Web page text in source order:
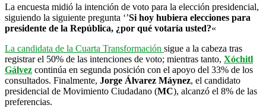
La encuesta midió la intención de voto para la elección presidencial,
siguiendo la siguiente pregunta ‘’Si hoy hubiera elecciones para
presidente de la República, ¿por qué votaría usted?«
La candidata de la Cuarta Transformación sigue a la cabeza tras
registrar el 50% de las intenciones de voto; mientras tanto, Xóchitl
Gálvez continúa en segunda posición con el apoyo del 33% de los
consultados. Finalmente, Jorge Álvarez Máynez, el candidato
presidencial de Movimiento Ciudadano (MC), alcanzó el 8% de las
preferencias.